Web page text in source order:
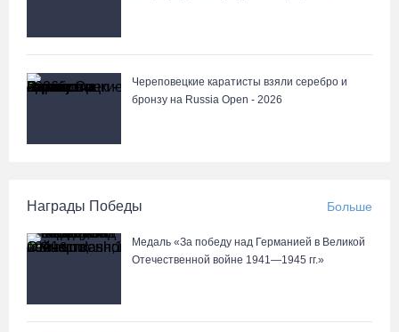
Череповецкие каратисты взяли серебро и
бронзу на Russia Open - 2026
Награды Победы Больше
Медаль «За победу над Германией в Великой
Отечественной войне 1941—1945 гг.»